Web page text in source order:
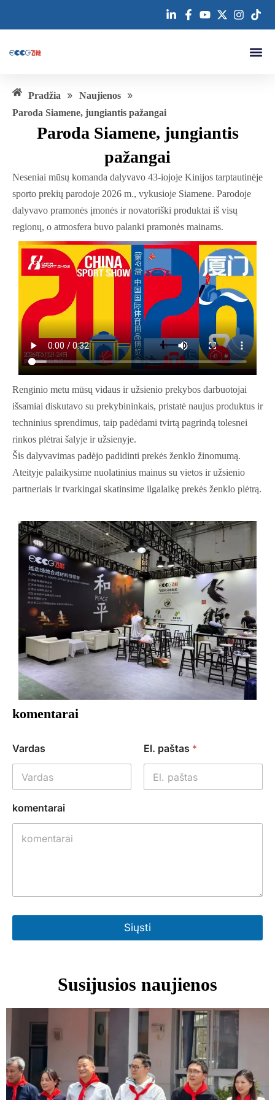
Pradžia » Naujienos »
Paroda Siamene, jungiantis pažangai
Paroda Siamene, jungiantis
pažangai
Neseniai mūsų komanda dalyvavo 43-iojoje Kinijos tarptautinėje
sporto prekių parodoje 2026 m., vykusioje Siamene. Parodoje
dalyvavo pramonės įmonės ir novatoriški produktai iš visų
regionų, o atmosfera buvo palanki pramonės mainams.
Renginio metu mūsų vidaus ir užsienio prekybos darbuotojai
išsamiai diskutavo su prekybininkais, pristatė naujus produktus ir
techninius sprendimus, taip padėdami tvirtą pagrindą tolesnei
rinkos plėtrai šalyje ir užsienyje.
Šis dalyvavimas padėjo padidinti prekės ženklo žinomumą.
Ateityje palaikysime nuolatinius mainus su vietos ir užsienio
partneriais ir tvarkingai skatinsime ilgalaikę prekės ženklo plėtrą.
komentarai
Vardas El. paštas *
komentarai
Siųsti
Susijusios naujienos